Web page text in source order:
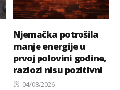
Njemačka potrošila
manje energije u
prvoj polovini godine,
razlozi nisu pozitivni
Posted
04/08/2026